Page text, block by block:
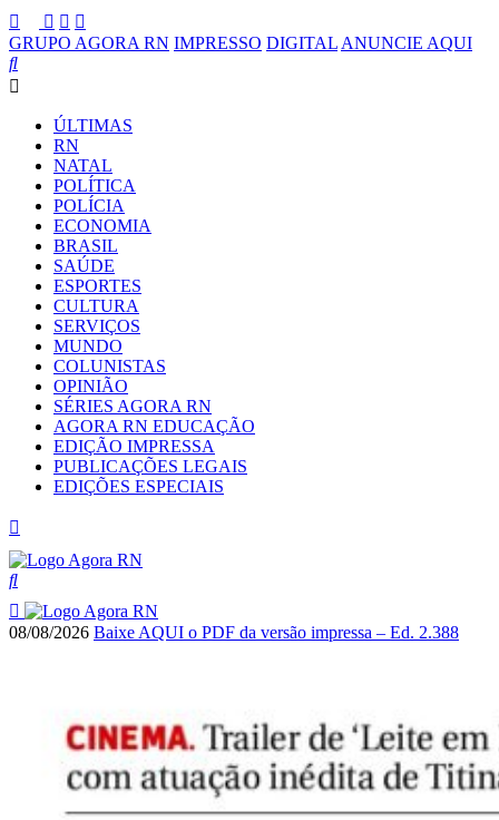
GRUPO AGORA RN IMPRESSO DIGITAL ANUNCIE AQUI
ÚLTIMAS
RN
NATAL
POLÍTICA
POLÍCIA
ECONOMIA
BRASIL
SAÚDE
ESPORTES
CULTURA
SERVIÇOS
MUNDO
COLUNISTAS
OPINIÃO
SÉRIES AGORA RN
AGORA RN EDUCAÇÃO
EDIÇÃO IMPRESSA
PUBLICAÇÕES LEGAIS
EDIÇÕES ESPECIAIS
08/08/2026 Baixe AQUI o PDF da versão impressa – Ed. 2.388